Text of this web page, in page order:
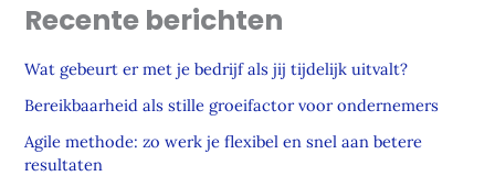
Recente berichten
Wat gebeurt er met je bedrijf als jij tijdelijk uitvalt?
Bereikbaarheid als stille groeifactor voor ondernemers
Agile methode: zo werk je flexibel en snel aan betere
resultaten